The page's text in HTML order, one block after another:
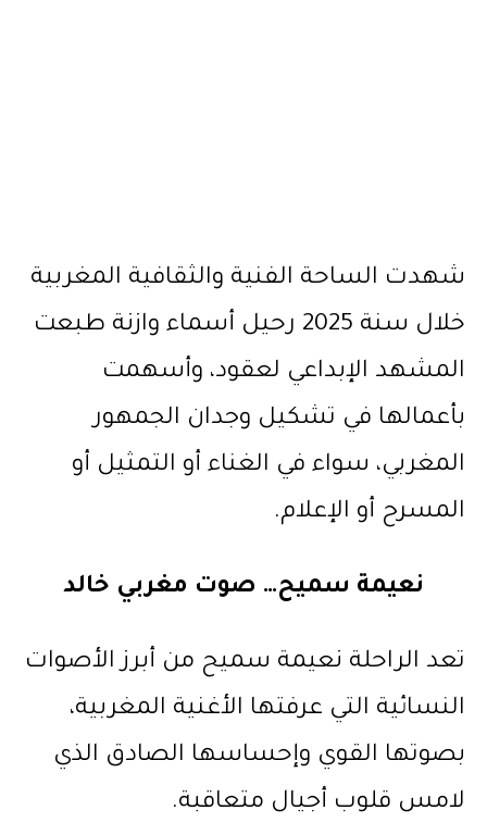
شهدت الساحة الفنية والثقافية المغربية
خلال سنة 2025 رحيل أسماء وازنة طبعت
المشهد الإبداعي لعقود، وأسهمت
بأعمالها في تشكيل وجدان الجمهور
المغربي، سواء في الغناء أو التمثيل أو
المسرح أو الإعلام.
نعيمة سميح… صوت مغربي خالد
تعد الراحلة نعيمة سميح من أبرز الأصوات
النسائية التي عرفتها الأغنية المغربية،
بصوتها القوي وإحساسها الصادق الذي
لامس قلوب أجيال متعاقبة.